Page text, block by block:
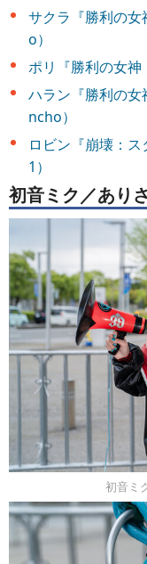
サクラ『勝利の
o）
ポリ『勝利の女神
ハラン『勝利の
ncho）
ロビン『崩壊：
1）
初音ミク／あり
初音ミ